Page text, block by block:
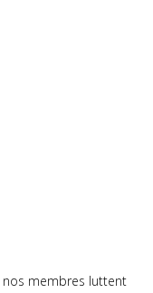
nos membres luttent